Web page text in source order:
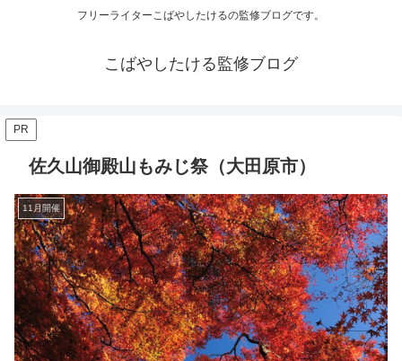
フリーライターこばやしたけるの監修ブログです。
こばやしたける監修ブログ
PR
佐久山御殿山もみじ祭（大田原市）
11月開催